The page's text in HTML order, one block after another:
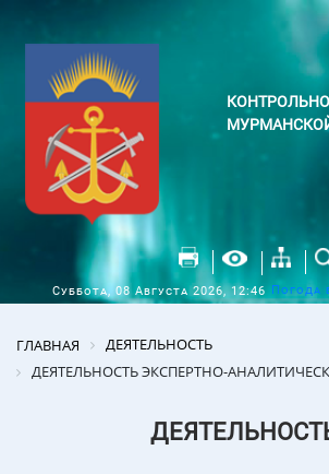
Суббота, 08 Августа 2026, 12:46 Погода
ГЛАВНАЯ
ДЕЯТЕЛЬНОСТЬ
ДЕЯТЕЛЬНОСТЬ ЭКСПЕРТНО-